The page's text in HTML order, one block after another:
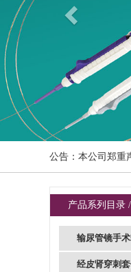
公告：本公司郑重
产品系列目录
输尿管镜手
经皮肾穿刺套